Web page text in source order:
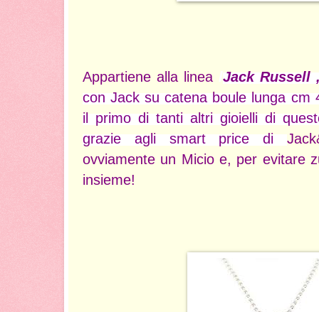
Appartiene alla linea lJack
con Jack su catena boule lunga cm
il primo di tanti altri gioielli di
grazie agli smart price di
ovviamente un Micio e, per evitare
insieme!